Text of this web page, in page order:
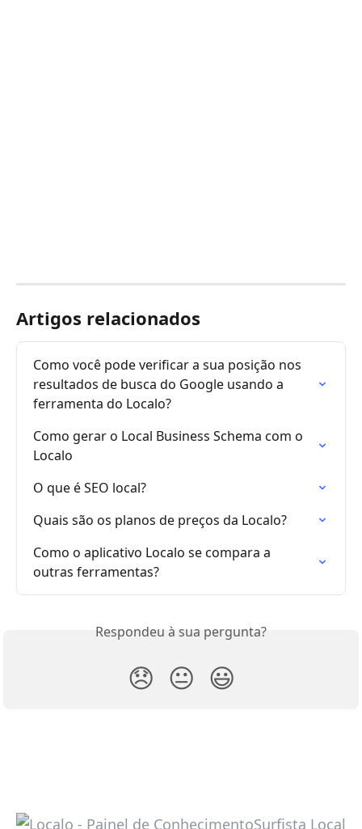
Artigos relacionados
Como você pode verificar a sua posição nos
resultados de busca do Google usando a
ferramenta do Localo?
Como gerar o Local Business Schema com o
Localo
O que é SEO local?
Quais são os planos de preços da Localo?
Como o aplicativo Localo se compara a
outras ferramentas?
Respondeu à sua pergunta?
😞 😐 😃